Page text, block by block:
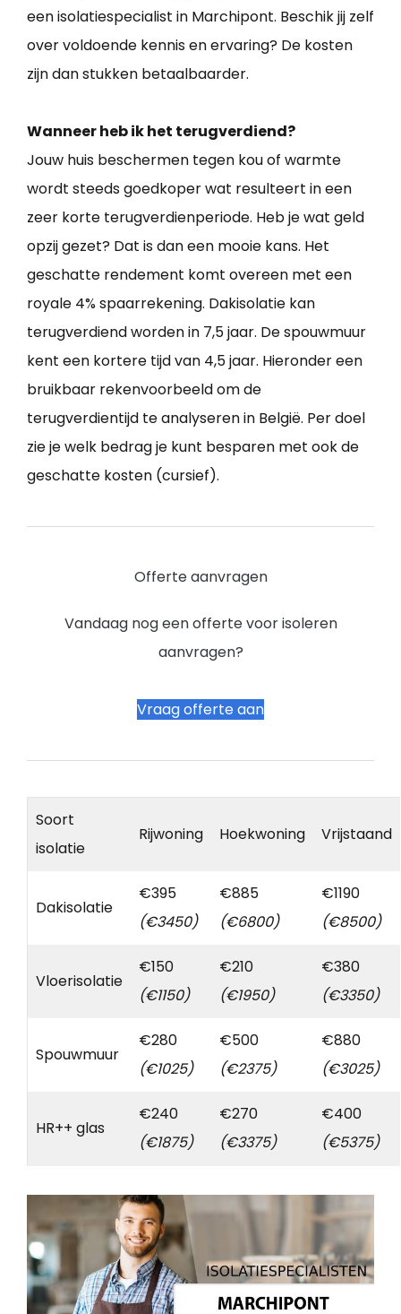
een isolatiespecialist in Marchipont. Beschik jij zelf
over voldoende kennis en ervaring? De kosten
zijn dan stukken betaalbaarder.
Wanneer heb ik het terugverdiend?
Jouw huis beschermen tegen kou of warmte
wordt steeds goedkoper wat resulteert in een
zeer korte terugverdienperiode. Heb je wat geld
opzij gezet? Dat is dan een mooie kans. Het
geschatte rendement komt overeen met een
royale 4% spaarrekening. Dakisolatie kan
terugverdiend worden in 7,5 jaar. De spouwmuur
kent een kortere tijd van 4,5 jaar. Hieronder een
bruikbaar rekenvoorbeeld om de
terugverdientijd te analyseren in België. Per doel
zie je welk bedrag je kunt besparen met ook de
geschatte kosten (cursief).
Offerte aanvragen
Vandaag nog een offerte voor isoleren
aanvragen?
Vraag offerte aan
Soort
isolatie
Rijwoning Hoekwoning Vrijstaand
Dakisolatie
€395
(€3450)
€885
(€6800)
€1190
(€8500)
Vloerisolatie
€150
(€1150)
€210
(€1950)
€380
(€3350)
Spouwmuur
€280
(€1025)
€500
(€2375)
€880
(€3025)
HR++ glas
€240
(€1875)
€270
(€3375)
€400
(€5375)